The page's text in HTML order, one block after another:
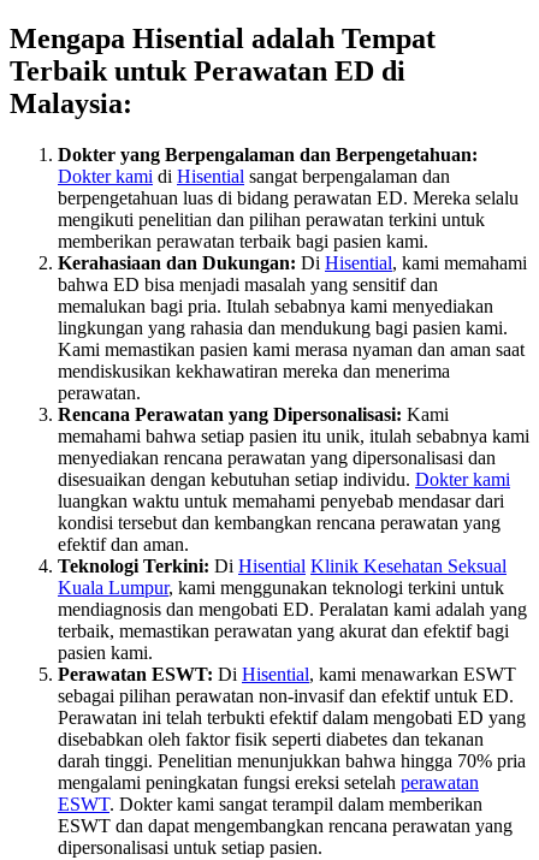
Mengapa Hisential adalah Tempat
Terbaik untuk Perawatan ED di
Malaysia:
Dokter yang Berpengalaman dan Berpengetahuan:
Dokter kami di Hisential sangat berpengalaman dan
berpengetahuan luas di bidang perawatan ED. Mereka selalu
mengikuti penelitian dan pilihan perawatan terkini untuk
memberikan perawatan terbaik bagi pasien kami.
Kerahasiaan dan Dukungan: Di Hisential, kami memahami
bahwa ED bisa menjadi masalah yang sensitif dan
memalukan bagi pria. Itulah sebabnya kami menyediakan
lingkungan yang rahasia dan mendukung bagi pasien kami.
Kami memastikan pasien kami merasa nyaman dan aman saat
mendiskusikan kekhawatiran mereka dan menerima
perawatan.
Rencana Perawatan yang Dipersonalisasi: Kami
memahami bahwa setiap pasien itu unik, itulah sebabnya kami
menyediakan rencana perawatan yang dipersonalisasi dan
disesuaikan dengan kebutuhan setiap individu. Dokter kami
luangkan waktu untuk memahami penyebab mendasar dari
kondisi tersebut dan kembangkan rencana perawatan yang
efektif dan aman.
Teknologi Terkini: Di Hisential Klinik Kesehatan Seksual
Kuala Lumpur, kami menggunakan teknologi terkini untuk
mendiagnosis dan mengobati ED. Peralatan kami adalah yang
terbaik, memastikan perawatan yang akurat dan efektif bagi
pasien kami.
Perawatan ESWT: Di Hisential, kami menawarkan ESWT
sebagai pilihan perawatan non-invasif dan efektif untuk ED.
Perawatan ini telah terbukti efektif dalam mengobati ED yang
disebabkan oleh faktor fisik seperti diabetes dan tekanan
darah tinggi. Penelitian menunjukkan bahwa hingga 70% pria
mengalami peningkatan fungsi ereksi setelah perawatan
ESWT. Dokter kami sangat terampil dalam memberikan
ESWT dan dapat mengembangkan rencana perawatan yang
dipersonalisasi untuk setiap pasien.